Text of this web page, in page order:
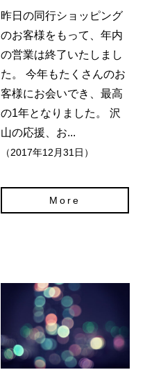
昨日の同行ショッピング
のお客様をもって、年内
の営業は終了いたしまし
た。 今年もたくさんのお
客様にお会いでき、最高
の1年となりました。 沢
山の応援、お...
（2017年12月31日）
More